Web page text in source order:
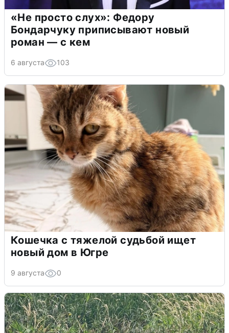
«Не просто слух»: Федору
Бондарчуку приписывают новый
роман — с кем
6 августа 103
Кошечка с тяжелой судьбой ищет
новый дом в Югре
9 августа 0